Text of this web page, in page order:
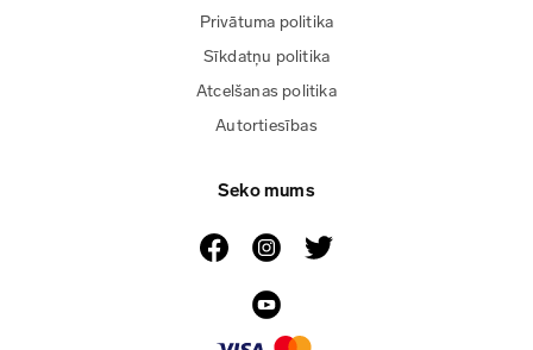
Privātuma politika
Sīkdatņu politika
Atcelšanas politika
Autortiesības
Seko mums